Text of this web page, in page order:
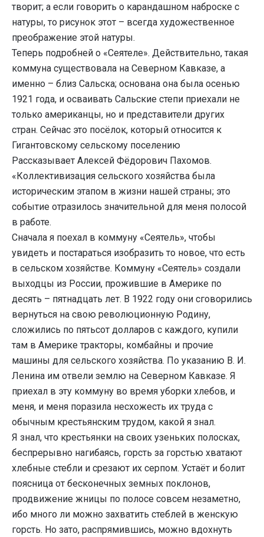
творит; а если говорить о карандашном наброске с
натуры, то рисунок этот – всегда художественное
преображение этой натуры.
Теперь подробней о «Сеятеле». Действительно, такая
коммуна существовала на Северном Кавказе, а
именно – близ Сальска; основана она была осенью
1921 года, и осваивать Сальские степи приехали не
только американцы, но и представители других
стран. Сейчас это посёлок, который относится к
Гигантовскому сельскому поселению
Рассказывает Алексей Фёдорович Пахомов.
«Коллективизация сельского хозяйства была
историческим этапом в жизни нашей страны; это
событие отразилось значительной для меня полосой
в работе.
Сначала я поехал в коммуну «Сеятель», чтобы
увидеть и постараться изобразить то новое, что есть
в сельском хозяйстве. Коммуну «Сеятель» создали
выходцы из России, прожившие в Америке по
десять – пятнадцать лет. В 1922 году они сговорились
вернуться на свою революционную Родину,
сложились по пятьсот долларов с каждого, купили
там в Америке тракторы, комбайны и прочие
машины для сельского хозяйства. По указанию В. И.
Ленина им отвели землю на Северном Кавказе. Я
приехал в эту коммуну во время уборки хлебов, и
меня, и меня поразила несхожесть их труда с
обычным крестьянским трудом, какой я знал.
Я знал, что крестьянки на своих узеньких полосках,
беспрерывно нагибаясь, горсть за горстью хватают
хлебные стебли и срезают их серпом. Устаёт и болит
поясница от бесконечных земных поклонов,
продвижение жницы по полосе совсем незаметно,
ибо много ли можно захватить стеблей в женскую
горсть. Но зато, распрямившись, можно вдохнуть